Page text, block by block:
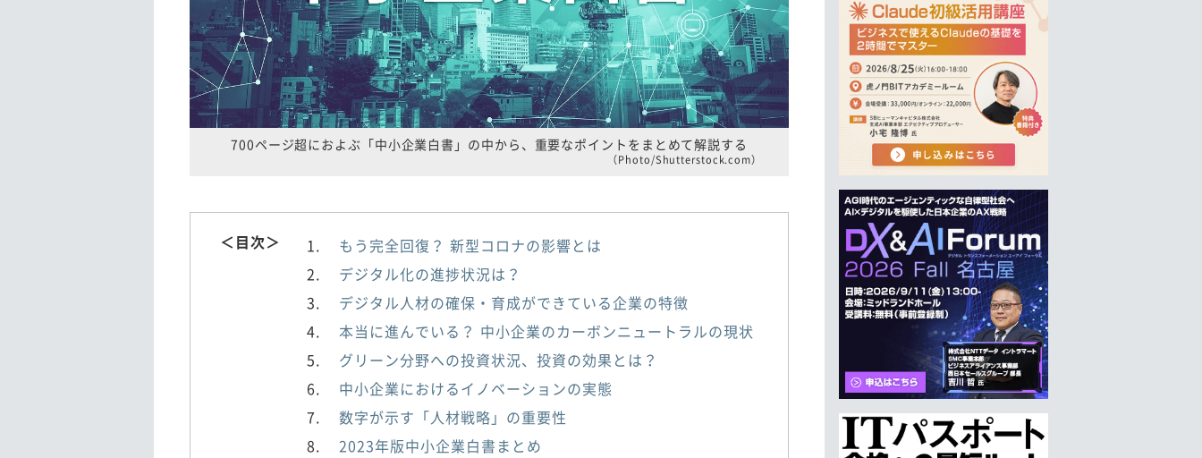
700ページ超におよぶ「中小企業白書」の中から、重要なポイントをまとめて解説する
（Photo/Shutterstock.com）
＜目次＞
もう完全回復？ 新型コロナの影響とは
デジタル化の進捗状況は？
デジタル人材の確保・育成ができている企業の特徴
本当に進んでいる？ 中小企業のカーボンニュートラルの現状
グリーン分野への投資状況、投資の効果とは？
中小企業におけるイノベーションの実態
数字が示す「人材戦略」の重要性
2023年版中小企業白書まとめ